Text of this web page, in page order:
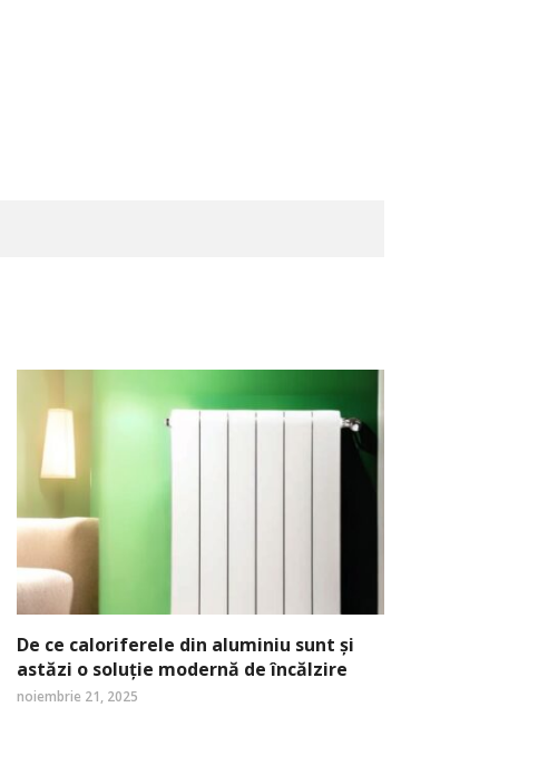
De ce caloriferele din aluminiu sunt și
astăzi o soluție modernă de încălzire
noiembrie 21, 2025